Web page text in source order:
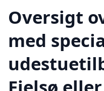
Oversigt
med